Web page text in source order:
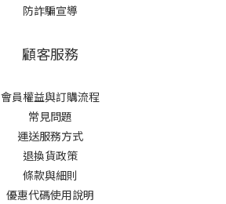
防詐騙宣導
顧客服務
會員權益與訂購流程
常見問題
運送服務方式
退換貨政策
條款與細則
優惠代碼使用說明